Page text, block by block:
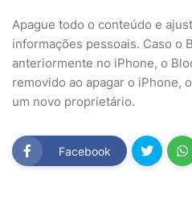
Apague todo o conteúdo e
informações pessoais. Caso o
anteriormente no iPhone, o
removido ao apagar o iPhone,
um novo proprietário.
Facebook